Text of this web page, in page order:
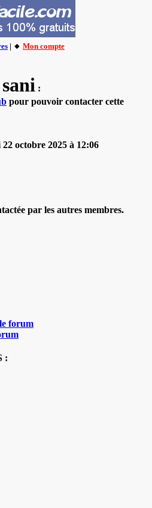
| 🔸 Mon compte
sani :
pour pouvoir contacter cette
octobre 2025 à 12:06
par les autres membres.
forum
: